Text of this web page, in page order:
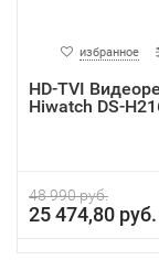
избранное
HD-TVI
Hiwatch DS-
48 990 руб.
25 474,80 руб.